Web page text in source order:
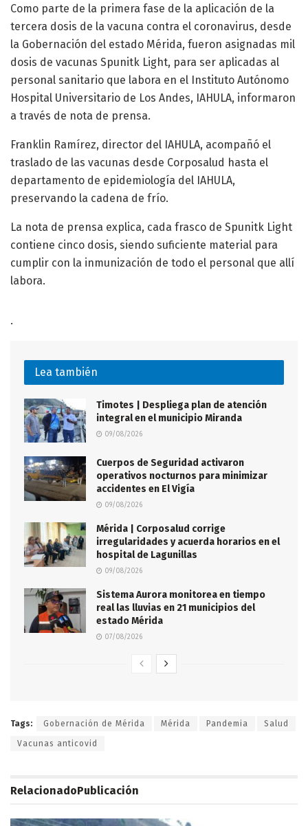
Como parte de la primera fase de la aplicación de la
tercera dosis de la vacuna contra el coronavirus, desde
la Gobernación del estado Mérida, fueron asignadas mil
dosis de vacunas Spunitk Light, para ser aplicadas al
personal sanitario que labora en el Instituto Autónomo
Hospital Universitario de Los Andes, IAHULA, informaron
a través de nota de prensa.
Franklin Ramírez, director del IAHULA, acompañó el
traslado de las vacunas desde Corposalud hasta el
departamento de epidemiología del IAHULA,
preservando la cadena de frío.
La nota de prensa explica, cada frasco de Spunitk Light
contiene cinco dosis, siendo suficiente material para
cumplir con la inmunización de todo el personal que allí
labora.
.
Lea también
Timotes | Despliega plan de atención
integral en el municipio Miranda
09/08/2026
Cuerpos de Seguridad activaron
operativos nocturnos para minimizar
accidentes en El Vigía
09/08/2026
Mérida | Corposalud corrige
irregularidades y acuerda horarios en el
hospital de Lagunillas
09/08/2026
Sistema Aurora monitorea en tiempo
real las lluvias en 21 municipios del
estado Mérida
07/08/2026
Tags: Gobernación de Mérida Mérida Pandemia Salud
Vacunas anticovid
RelacionadoPublicación